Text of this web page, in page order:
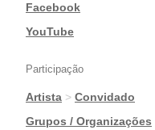
|Facebook
|YouTube
Participação
Artista > Convidado
|Grupos / Organizações